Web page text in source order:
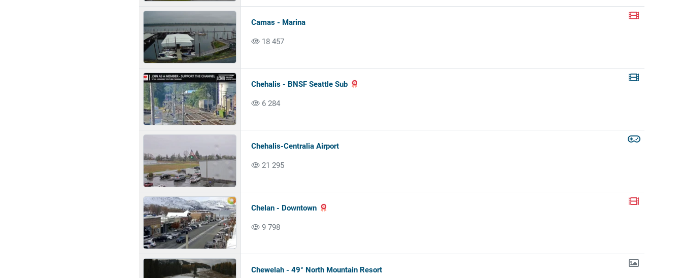
Camas - Marina
18 457
Chehalis - BNSF Seattle Sub
6 284
Chehalis-Centralia Airport
21 295
Chelan - Downtown
9 798
Chewelah - 49° North Mountain Resort